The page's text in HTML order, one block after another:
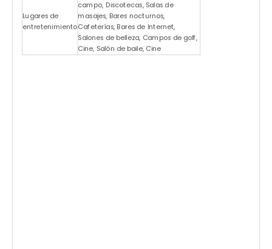
Lugares de
entretenimiento
campo, Discotecas, Salas de
masajes, Bares nocturnos,
Cafeterías, Bares de Internet,
Salones de belleza, Campos de golf,
Cine, Salón de baile, Cine